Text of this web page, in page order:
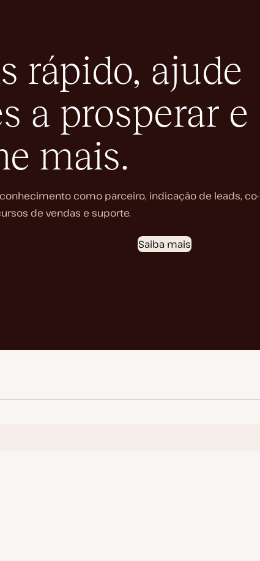
rápido, ajude
a prosperar e
mais.
como parceiro, indicação de leads, co-
de vendas e suporte.
Saiba mais